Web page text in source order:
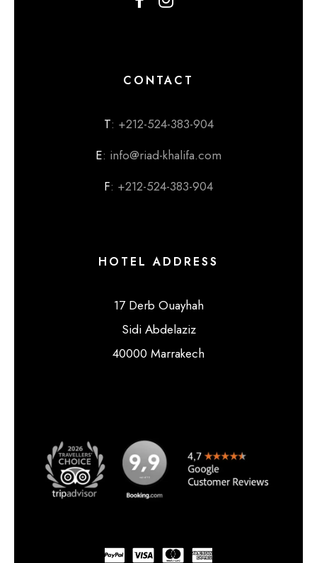
CONTACT
T: +212-524-383-904
E: info@riad-khalifa.com
F: +212-524-383-904
HOTEL ADDRESS
17 Derb Ouayhah
Sidi Abdelaziz
40000 Marrakech